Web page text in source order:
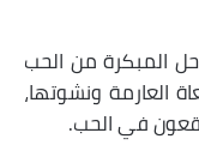
المبكرة من الحب
العارمة ونشوتها،
في الحب.